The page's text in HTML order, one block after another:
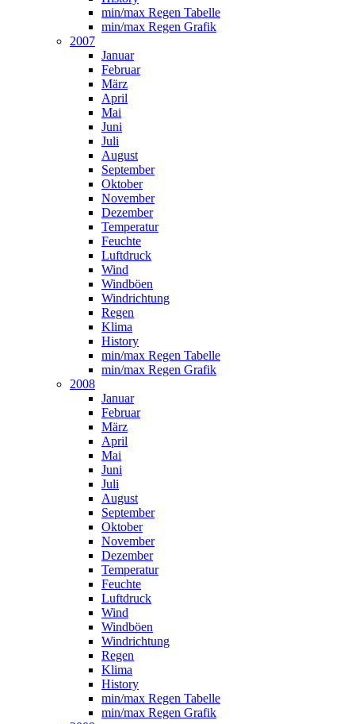
min/max Regen Tabelle
min/max Regen Grafik
2007
Januar
Februar
März
April
Mai
Juni
Juli
August
September
Oktober
November
Dezember
Temperatur
Feuchte
Luftdruck
Wind
Windböen
Windrichtung
Regen
Klima
History
min/max Regen Tabelle
min/max Regen Grafik
2008
Januar
Februar
März
April
Mai
Juni
Juli
August
September
Oktober
November
Dezember
Temperatur
Feuchte
Luftdruck
Wind
Windböen
Windrichtung
Regen
Klima
History
min/max Regen Tabelle
min/max Regen Grafik